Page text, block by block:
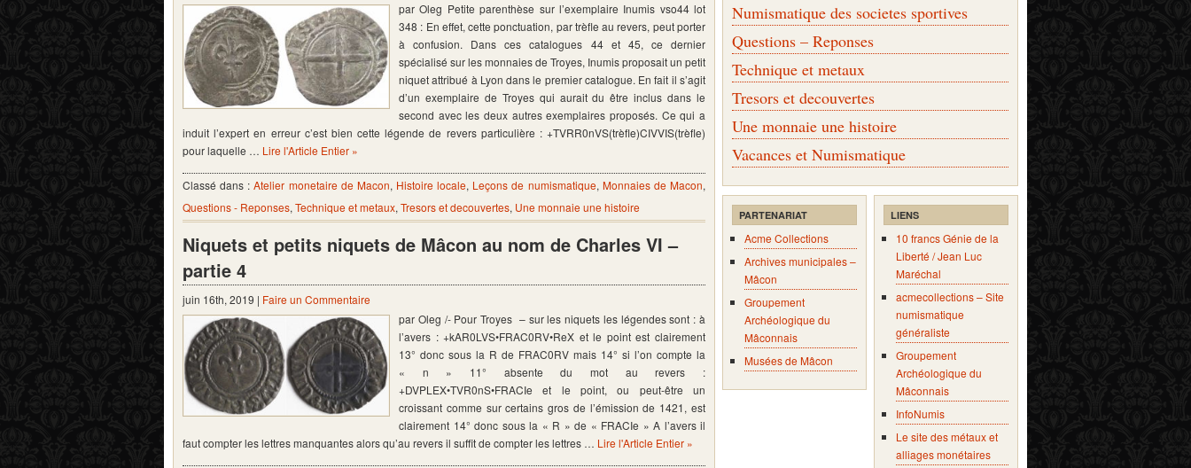
par Oleg Petite parenthèse sur l’exemplaire Inumis vso44 lot
348 : En effet, cette ponctuation, par trèfle au revers, peut porter
à confusion. Dans ces catalogues 44 et 45, ce dernier
spécialisé sur les monnaies de Troyes, Inumis proposait un petit
niquet attribué à Lyon dans le premier catalogue. En fait il s’agit
d’un exemplaire de Troyes qui aurait du être inclus dans le
second avec les deux autres exemplaires proposés. Ce qui a
induit l’expert en erreur c’est bien cette légende de revers particulière : +TVRR0nVS(trèfle)CIVVIS(trèfle)
pour laquelle … Lire l'Article Entier »
Classé dans :Atelier monetaire de Macon, Histoire locale, Leçons de numismatique, Monnaies de Macon,
Questions - Reponses, Technique et metaux, Tresors et decouvertes, Une monnaie une histoire
Niquets et petits niquets de Mâcon au nom de Charles VI –
partie 4
juin 16th, 2019 | Faire un Commentaire
par Oleg /- Pour Troyes – sur les niquets les légendes sont : à
l’avers : +kAR0LVS•FRAC0RV•ReX et le point est clairement
13° donc sous la R de FRAC0RV mais 14° si l’on compte la
« n » 11° absente du mot au revers :
+DVPLEX•TVR0nS•FRACIe et le point, ou peut-être un
croissant comme sur certains gros de l’émission de 1421, est
clairement 14° donc sous la « R » de « FRACIe » A l’avers il
faut compter les lettres manquantes alors qu’au revers il suffit de compter les lettres … Lire l'Article Entier »
Numismatique des societes sportives
Questions – Reponses
Technique et metaux
Tresors et decouvertes
Une monnaie une histoire
Vacances et Numismatique
PARTENARIAT
Acme Collections
Archives municipales –
Mâcon
Groupement
Archéologique du
Mâconnais
Musées de Mâcon
LIENS
10 francs Génie de la
Liberté / Jean Luc
Maréchal
acmecollections – Site
numismatique
généraliste
Groupement
Archéologique du
Mâconnais
InfoNumis
Le site des métaux et
alliages monétaires